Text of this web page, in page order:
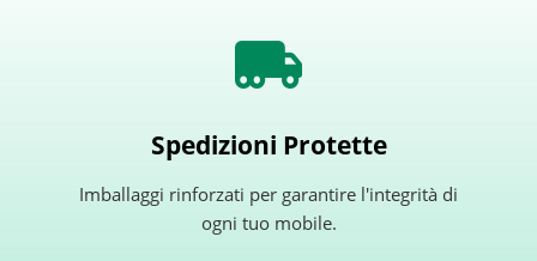
Spedizioni Protette
Imballaggi rinforzati per garantire l'integrità di
ogni tuo mobile.